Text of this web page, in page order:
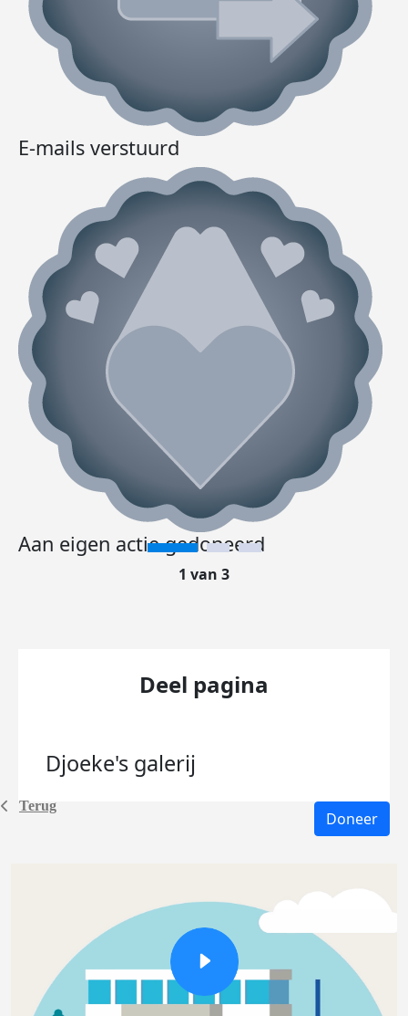
Terug
E-mails verstuurd
Aan eigen actie gedoneerd
1 van 3
Deel pagina
Djoeke's galerij
Doneer